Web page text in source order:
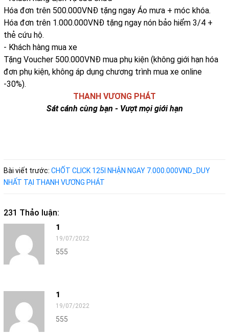
Hóa đơn trên 500.000VNĐ tặng ngay Áo mưa + móc khóa.
Hóa đơn trên 1.000.000VNĐ tặng ngay nón bảo hiểm 3/4 +
thẻ cứu hộ.
- Khách hàng mua xe
Tặng Voucher 500.000VNĐ mua phụ kiện (không giới hạn hóa
đơn phụ kiện, không áp dụng chương trình mua xe online
-30%).
THANH VƯƠNG PHÁT
Sát cánh cùng bạn - Vượt mọi giới hạn
Bài viết trước: CHỐT CLICK 125I NHẬN NGAY 7.000.000VND_DUY
NHẤT TẠI THANH VƯƠNG PHÁT
231 Thảo luận:
1
19/07/2022
555
1
19/07/2022
555